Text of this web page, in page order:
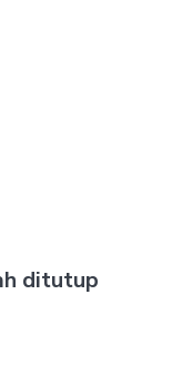
ditutup